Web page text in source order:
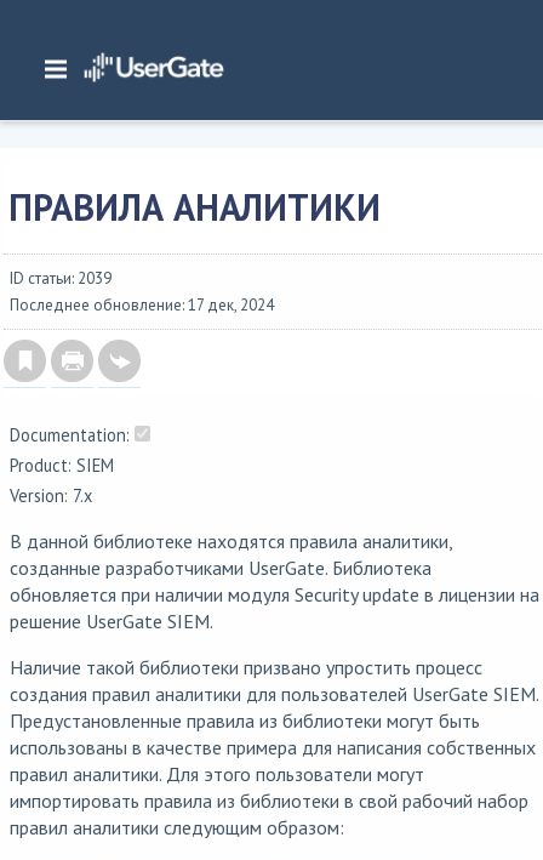
Главная/ Документация/SIEM/
UserGate SIEM 7.x Руководство администратора
ПРАВИЛА АНАЛИТИКИ
ID статьи: 2039
Последнее обновление: 17 дек, 2024
Documentation:
Product: SIEM
Version: 7.x
В данной библиотеке находятся правила аналитики,
созданные разработчиками UserGate. Библиотека
обновляется при наличии модуля Security update в лицензии на
решение UserGate SIEM.
Наличие такой библиотеки призвано упростить процесс
создания правил аналитики для пользователей UserGate SIEM.
Предустановленные правила из библиотеки могут быть
использованы в качестве примера для написания собственных
правил аналитики. Для этого пользователи могут
импортировать правила из библиотеки в свой рабочий набор
правил аналитики следующим образом: